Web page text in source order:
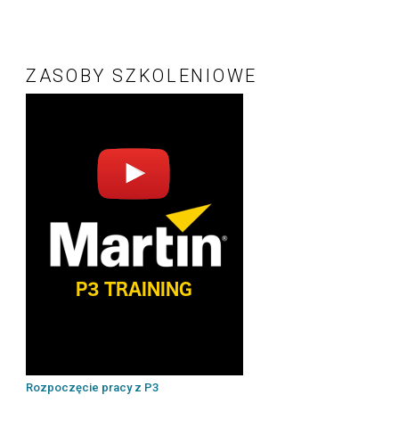
ZASOBY SZKOLENIOWE
Rozpoczęcie pracy z P3